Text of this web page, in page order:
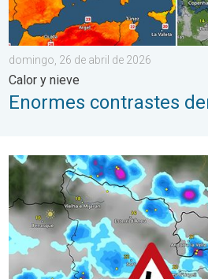
domingo, 26 de abril de 2026
Calor y nieve
Enormes contrastes
Severas granizadas en Cataluña.